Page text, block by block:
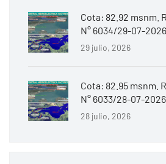
Cota: 82.92 msnm.
N° 6034/29-07-2026
29 julio, 2026
Cota: 82.95 msnm.
N° 6033/28-07-2026
28 julio, 2026